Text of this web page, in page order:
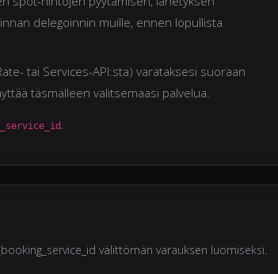
delegoinnin muille, ennen lopullista
tai Services-API:sta) varataksesi suoraan
täsmälleen valitsemaasi palvelua.
.
välittömän varauksen luomiseksi.